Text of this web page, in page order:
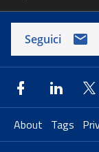
Seguici
About Tags